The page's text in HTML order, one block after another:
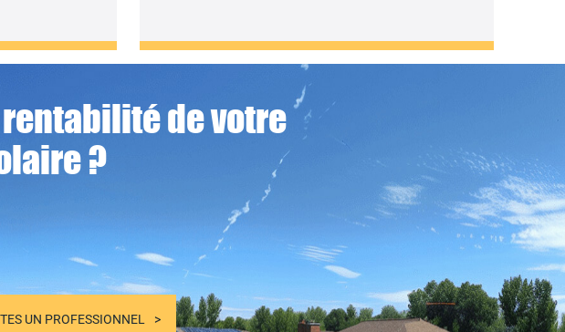
de votre
?
UN PROFESSIONNEL